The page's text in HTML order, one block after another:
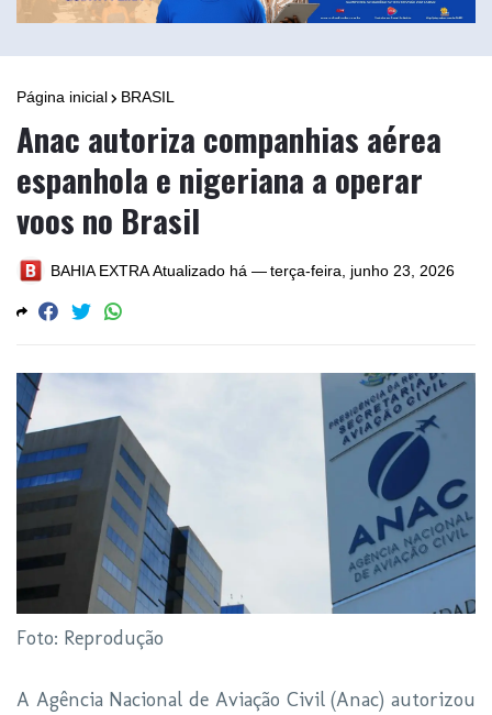
Página inicial BRASIL
Anac autoriza companhias aérea
espanhola e nigeriana a operar
voos no Brasil
BAHIA EXTRAAtualizado há —terça-feira, junho 23, 2026
Foto: Reprodução
A Agência Nacional de Aviação Civil (Anac) autorizou